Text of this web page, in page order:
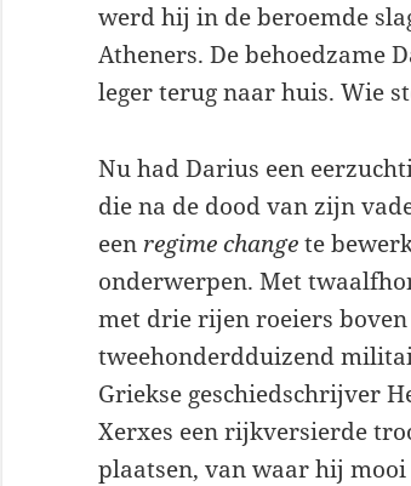
werd hij in de beroemde
Atheners. De behoedzame
leger terug naar huis. Wie
Nu had Darius een
die na de dood van zijn
een regime changete
onderwerpen. Met
met drie rijen roeiers
tweehonderdduizend
Griekse geschiedschrijver
Xerxes een rijkversierde
plaatsen, van waar hij